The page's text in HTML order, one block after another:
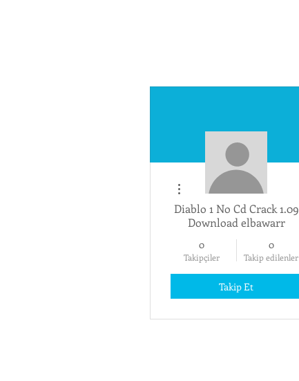
Diablo 1 No Cd Crack 1.09
Download elbawarr
0
Takipçiler
0
Takip edilenler
Takip Et
Diğer Eylemler